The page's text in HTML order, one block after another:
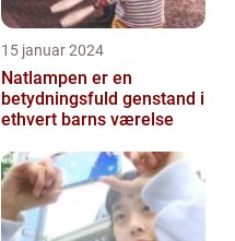
15 januar 2024
Natlampen er en
betydningsfuld genstand i
ethvert barns værelse